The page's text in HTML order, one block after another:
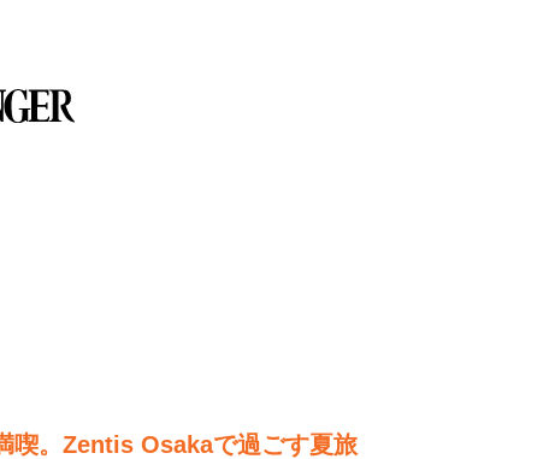
喫。Zentis Osakaで過ごす夏旅